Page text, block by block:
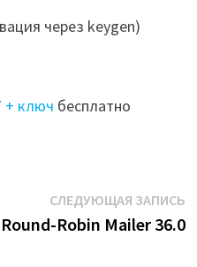
через keygen)
+ ключ бесплатно
СЛЕДУЮЩАЯ ЗАПИСЬ
Round-Robin Mailer 36.0